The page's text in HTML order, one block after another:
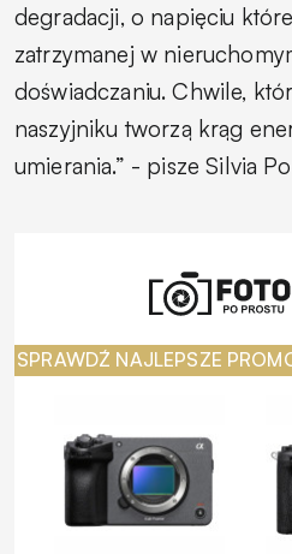
degradacji, o napięciu
zatrzymanej w
doświadczaniu. Chwile,
naszyjniku tworzą krąg
umierania.” - pisze Silvia
SPRAWDŹ NAJLEPSZE